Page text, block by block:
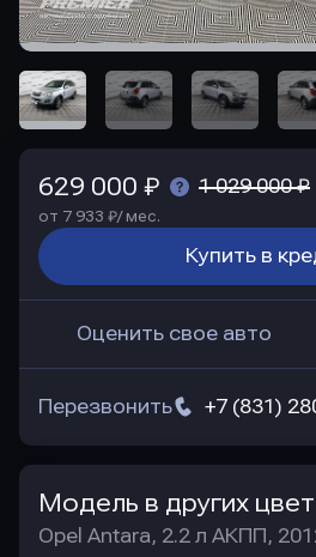
629 000 ₽ 1 029 000 ₽
от 7 933 ₽/ мес.
Купить в
Оценить свое авто
+7 (831)
Перезвонить
Модель в других
Opel Antara, 2.2 л АКПП,